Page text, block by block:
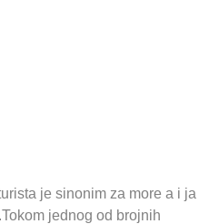
je sinonim za more a i ja
jednog od brojnih